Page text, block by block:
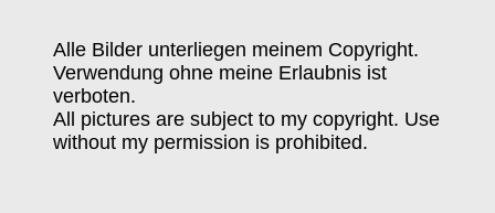
Alle Bilder unterliegen meinem Copyright.
Verwendung ohne meine Erlaubnis ist
verboten.
All pictures are subject to my copyright. Use
without my permission is prohibited.